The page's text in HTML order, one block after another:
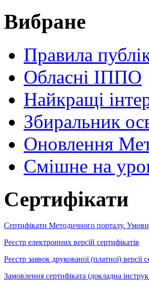
Вибране
Правила
Обласні ІППО
Найкращі
Збиральник
Оновлення
Cмішне на
Сертифікати
Сертифікати Методичного порталу.
Реєстр електронних версій сертифікатів
Реєстр заявок друкованої (платної) версії
Замовлення сертифіката (докладна